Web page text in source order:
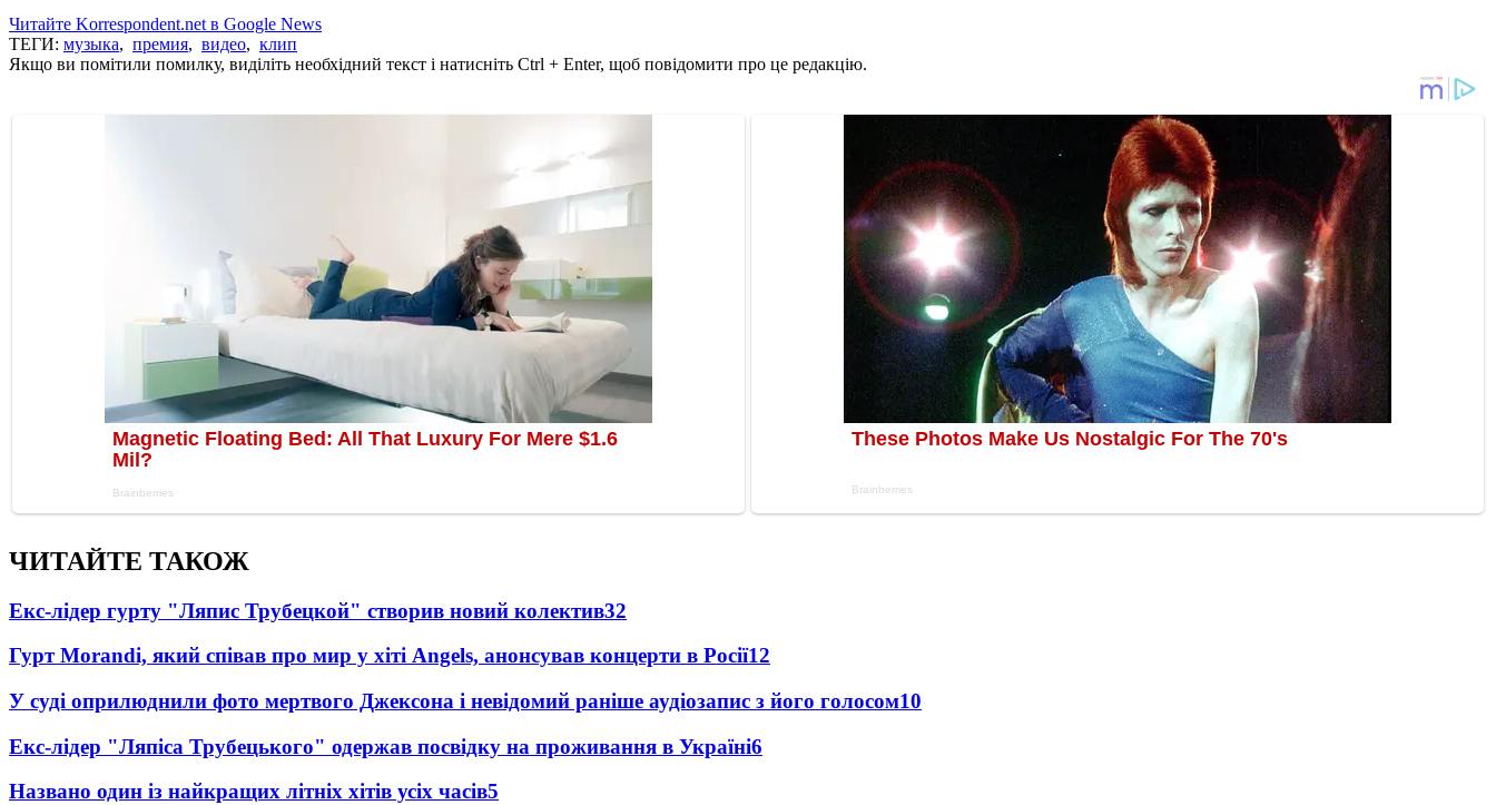
Читайте Korrespondent.net в Google News
ТЕГИ: музыка, премия, видео, клип
Якщо ви помітили помилку, виділіть необхідний текст і натисніть Ctrl + Enter, щоб повідомити про це редакцію.
ЧИТАЙТЕ ТАКОЖ
Екс-лідер гурту "Ляпис Трубецкой" створив новий колектив32
Гурт Morandi, який співав про мир у хіті Angels, анонсував концерти в Росії12
У суді оприлюднили фото мертвого Джексона і невідомий раніше аудіозапис з його голосом10
Екс-лідер "Ляпіса Трубецького" одержав посвідку на проживання в Україні6
Названо один із найкращих літніх хітів усіх часів5